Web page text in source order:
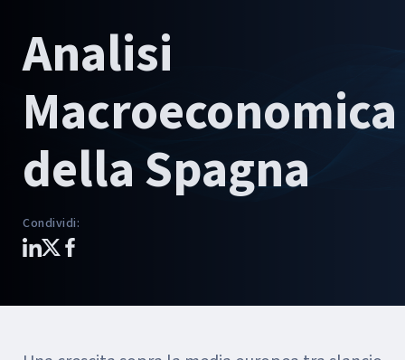
Analisi
Macroeconomica
della Spagna
Condividi: